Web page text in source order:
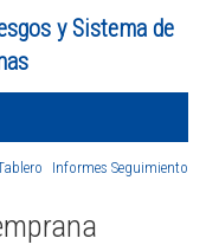
y Sistema de
Informes Seguimiento